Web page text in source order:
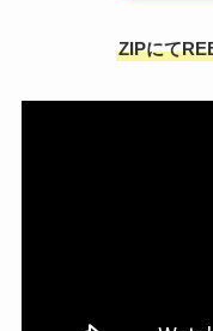
ZIPにて